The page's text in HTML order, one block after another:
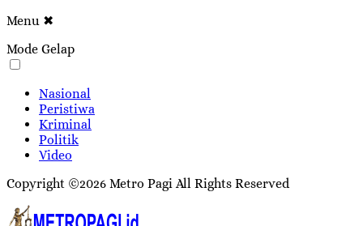
Menu ✖
Mode Gelap
Nasional
Peristiwa
Kriminal
Politik
Video
Copyright ©2026 Metro Pagi All Rights Reserved